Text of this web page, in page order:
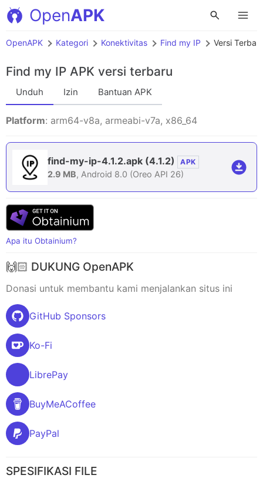
OpenAPK
OpenAPK Kategori Konektivitas Find my IP Versi
Find my IP APK versi terbaru
Unduh Izin Bantuan APK
Platform: arm64-v8a, armeabi-v7a, x86_64
find-my-ip-4.1.2.apk (4.1.2) APK
2.9 MB, Android 8.0 (Oreo API 26)
Apa itu Obtainium?
🙌🏻 DUKUNG OpenAPK
Donasi untuk membantu kami menjalankan situs ini
GitHub Sponsors
Ko-Fi
LibrePay
BuyMeACoffee
PayPal
SPESIFIKASI FILE